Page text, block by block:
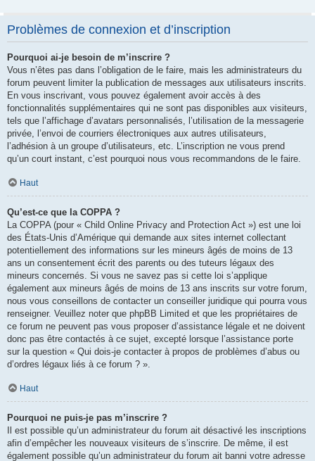
Problèmes de connexion et d’inscription
Pourquoi ai-je besoin de m’inscrire ?
Vous n’êtes pas dans l’obligation de le faire, mais les administrateurs du
forum peuvent limiter la publication de messages aux utilisateurs inscrits.
En vous inscrivant, vous pouvez également avoir accès à des
fonctionnalités supplémentaires qui ne sont pas disponibles aux visiteurs,
tels que l’affichage d’avatars personnalisés, l’utilisation de la messagerie
privée, l’envoi de courriers électroniques aux autres utilisateurs,
l’adhésion à un groupe d’utilisateurs, etc. L’inscription ne vous prend
qu’un court instant, c’est pourquoi nous vous recommandons de le faire.
Haut
Qu’est-ce que la COPPA ?
La COPPA (pour « Child Online Privacy and Protection Act ») est une loi
des États-Unis d’Amérique qui demande aux sites internet collectant
potentiellement des informations sur les mineurs âgés de moins de 13
ans un consentement écrit des parents ou des tuteurs légaux des
mineurs concernés. Si vous ne savez pas si cette loi s’applique
également aux mineurs âgés de moins de 13 ans inscrits sur votre forum,
nous vous conseillons de contacter un conseiller juridique qui pourra vous
renseigner. Veuillez noter que phpBB Limited et que les propriétaires de
ce forum ne peuvent pas vous proposer d’assistance légale et ne doivent
donc pas être contactés à ce sujet, excepté lorsque l’assistance porte
sur la question « Qui dois-je contacter à propos de problèmes d’abus ou
d’ordres légaux liés à ce forum ? ».
Haut
Pourquoi ne puis-je pas m’inscrire ?
Il est possible qu’un administrateur du forum ait désactivé les inscriptions
afin d’empêcher les nouveaux visiteurs de s’inscrire. De même, il est
également possible qu’un administrateur du forum ait banni votre adresse